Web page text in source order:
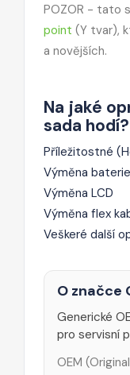
POZOR - tato
point (Y tvar),
a novějších.
Na jaké
sada hodí?
Příležitostné
Výměna baterie
Výměna LCD
Výměna flex
Veškeré další
O značce
Generické
pro servisní
OEM